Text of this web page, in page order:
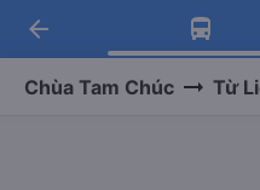
Tải app
Nhận ưu đãi
Tải app
-30k/ghế khi
arrow_back
Chùa Tam Chúc Từ